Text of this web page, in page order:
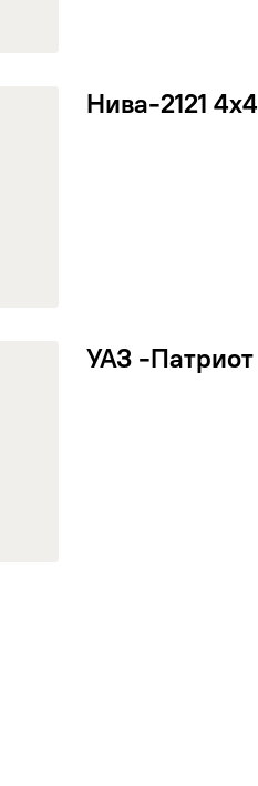
Нива-2121 4х4
УАЗ -Патриот